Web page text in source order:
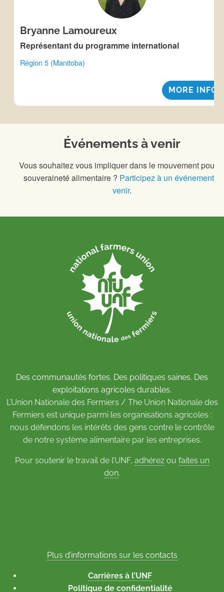
Bryanne Lamoureux
Représentant du programme international
Région 5 (Manitoba)
MORE INFO
Événements à venir
Vous souhaitez vous impliquer dans le mouvement pour
souveraineté alimentaire ? Participez à un événement à
venir.
Des communautés fortes. Des politiques saines. Des
exploitations agricoles durables.
L’Union Nationale des Fermiers / The Union Nationale des
Fermiers est unique parmi les organisations agricoles :
nous défendons les intérêts des gens contre le contrôle
de notre système alimentaire par les entreprises.
Pour soutenir le travail de l’UNF, adhérezou faites un
don.
Plus d’informations sur les contacts
Carrières à l’UNF
Politique de confidentialité